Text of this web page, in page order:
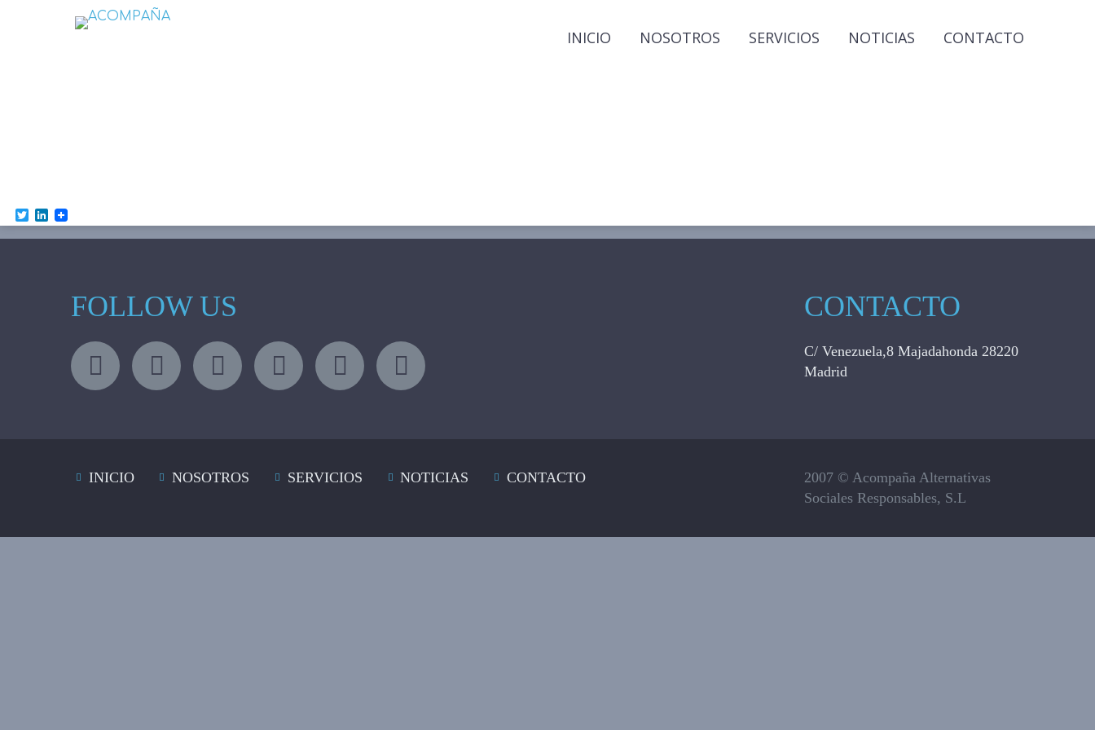
INICIO NOSOTROS SERVICIOS NOTICIAS CONTACTO
TwitterLinkedIn
FOLLOW US CONTACTO
C/ Venezuela,8 Majadahonda 28220
Madrid
INICIO NOSOTROS SERVICIOS NOTICIAS CONTACTO
2007 © Acompaña Alternativas
Sociales Responsables, S.L